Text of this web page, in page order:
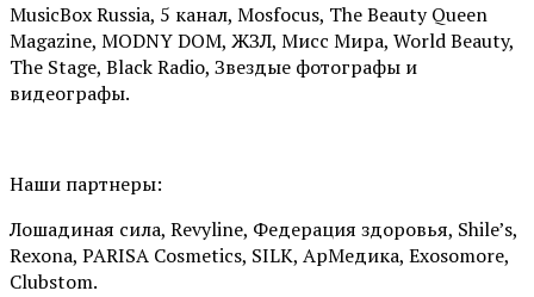
MusicBox Russia, 5 канал, Mosfocus, The Beauty Queen
Magazine, MODNY DOM, ЖЗЛ, Мисс Мира, World Beauty,
The Stage, Black Radio, Звездые фотографы и
видеографы.
Наши партнеры:
Лошадиная сила, Revyline, Федерация здоровья, Shile’s,
Rexona, PARISA Cosmetics, SILK, АрМедика, Exosomore,
Clubstom.